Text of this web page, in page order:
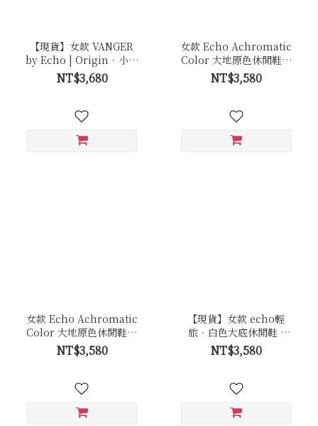
【現貨】女款 VANGER
by Echo | Origin．小白
鞋 - Ec50 極簡白
NT$3,680
女款 Echo Achromatic
Color 大地原色休閒鞋－
Ec49卵石白色(牛皮拼接反
毛皮)
NT$3,580
女款 Echo Achromatic
Color 大地原色休閒鞋－
Ec49皚白色(牛皮)
NT$3,580
【現貨】女款 echo輕
旅．白色大底休閒鞋 -
Ec48全白
NT$3,580